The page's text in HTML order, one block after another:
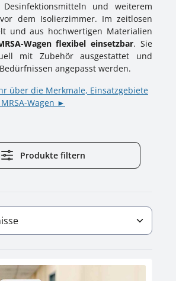
Desinfektionsmitteln und weiterem
dem Isolierzimmer. Im zeitlosen
und aus hochwertigen Materialien
Wagen flexibel einsetzbar. Sie
mit Zubehör ausgestattet und
angepasst werden.
über die Merkmale, Einsatzgebiete
Wagen ►
Produkte filtern